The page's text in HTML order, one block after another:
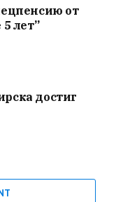
от
лет”
достиг